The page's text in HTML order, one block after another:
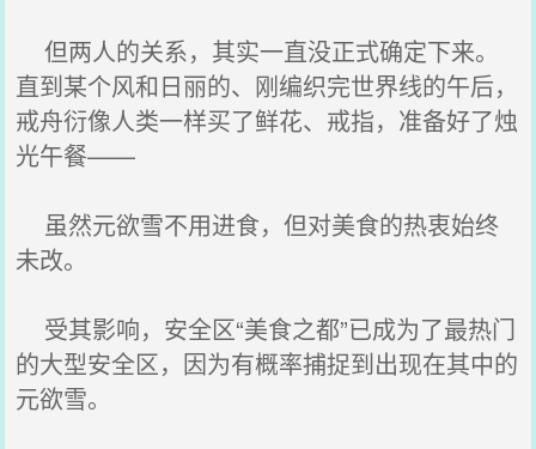
但两人的关系，其实一直没正式确定下来。
直到某个风和日丽的、刚编织完世界线的午后，
戒舟衍像人类一样买了鲜花、戒指，准备好了烛
光午餐——
虽然元欲雪不用进食，但对美食的热衷始终
未改。
受其影响，安全区“美食之都”已成为了最热门
的大型安全区，因为有概率捕捉到出现在其中的
元欲雪。